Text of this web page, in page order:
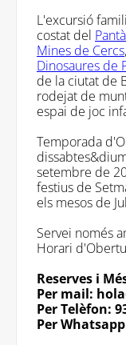
L'excursió
costat del
Mines de Cercs
Dinosaures de
de la ciutat de
rodejat de
espai de joc
Temporada
setembre de
festius de
els mesos de
Servei només
Horari
Reserves i
Per mail:
Per Telèfon:
Per